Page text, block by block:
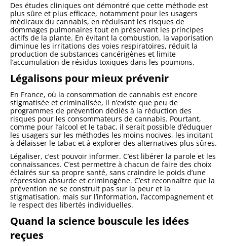
Des études cliniques ont démontré que cette méthode est
plus sûre et plus efficace, notamment pour les usagers
médicaux du cannabis, en réduisant les risques de
dommages pulmonaires tout en préservant les principes
actifs de la plante. En évitant la combustion, la vaporisation
diminue les irritations des voies respiratoires, réduit la
production de substances cancérigènes et limite
l’accumulation de résidus toxiques dans les poumons.
Légalisons pour mieux prévenir
En France, où la consommation de cannabis est encore
stigmatisée et criminalisée, il n’existe que peu de
programmes de prévention dédiés à la réduction des
risques pour les consommateurs de cannabis. Pourtant,
comme pour l’alcool et le tabac, il serait possible d’éduquer
les usagers sur les méthodes les moins nocives, les incitant
à délaisser le tabac et à explorer des alternatives plus sûres.
Légaliser, c’est pouvoir informer. C’est libérer la parole et les
connaissances. C’est permettre à chacun de faire des choix
éclairés sur sa propre santé, sans craindre le poids d’une
répression absurde et criminogène. C’est reconnaître que la
prévention ne se construit pas sur la peur et la
stigmatisation, mais sur l’information, l’accompagnement et
le respect des libertés individuelles.
Quand la science bouscule les idées
reçues